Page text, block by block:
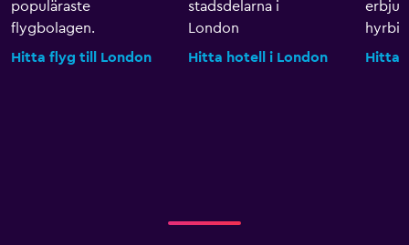
populäraste
flygbolagen.
Hitta flyg till London
stadsdelarna i
London
Hitta hotell i London
Hitta